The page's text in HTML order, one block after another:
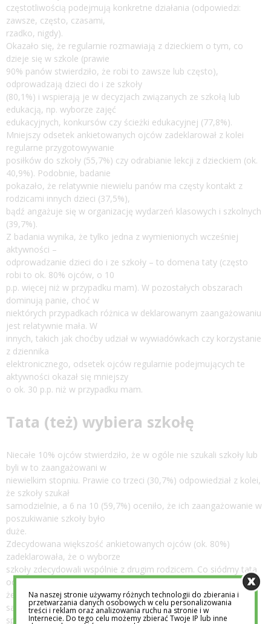
częstotliwością podejmują konkretne działania (odpowiedzi:
zawsze, często, czasami,
rzadko, nigdy).
Okazało się, że regularnie rozmawiają z dzieckiem o tym, co
dzieje się w szkole (prawie
90% panów stwierdziło, że robi to zawsze lub często),
odprowadzają dzieci do i ze szkoły
(80,1%) i wspierają je w decyzjach związanych ze szkołą lub
edukacją, np. wyborze zajęć
edukacyjnych, konkursów czy ścieżki edukacyjnej (77,8%).
Mniejszy odsetek ankietowanych ojców zadeklarował z kolei
regularne przygotowywanie
posiłków do szkoły (55,7%) czy odrabianie lekcji z dzieckiem (ok.
40,9%). Podobnie, badanie
pokazało, że relatywnie niewielu panów ma częsty kontakt z
rodzicami innych dzieci (37,5%),
bądź angażuje się w organizację wydarzeń klasowych i szkolnych
(39,7%).
Z badania wynika, że tylko jedna z wymienionych wcześniej
aktywności –
odprowadzanie dzieci do i ze szkoły – to domena taty (często
robi to ok. 80% ojców, o 10
p.p. więcej niż w przypadku mam). W pozostałych obszarach
dominują panie, choć w
niektórych przypadkach różnica w deklarowanym zaangażowaniu
jest relatywnie mała. W
innych, takich jak choćby udział w wywiadówkach czy korzystanie
z dziennika
elektronicznego, odsetek ojców regularnie podejmujących te
aktywności okazał się mniejszy
o ok. 30 p.p. niż w przypadku mam.
Tata (też) wybiera szkołę
Niecałe 10% ojców stwierdziło, że w ogóle nie szukali szkoły lub
byli w to zaangażowani w
niewielkim stopniu. Prawie co trzeci (30,7%) odpowiedział z kolei,
że szkoły szukał
samodzielnie, a 6 na 10 (59,7%) oceniło, że ich zaangażowanie w
poszukiwanie szkoły było
duże.
Zdecydowana większość ankietowanych ojców (ok. 80%)
zadeklarowała, że o wyborze
szkoły zdecydowali wspólnie z drugim rodzicem. Co siódmy tata
odpowiedział natomiast,
że to on miał większy wpływ na wybór szkoły lub że dokonał go
samodzielnie. Żaden
spośród badanych panów nie stwierdził, że nie uczestniczył w
Na naszej stronie używamy różnych technologii do zbierania i
przetwarzania danych osobowych w celu personalizowania
treści i reklam oraz analizowania ruchu na stronie i w
Internecie. Do tego celu możemy zbierać Twoje IP lub inne